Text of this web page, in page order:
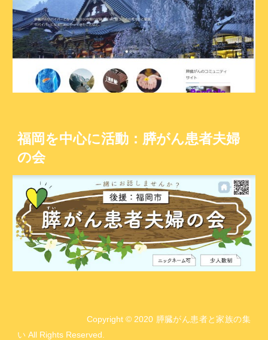
福岡を中心に活動：膵がん患者夫婦
の会
Copyright © 2020 膵臓がん患者と家族の集
い All Rights Reserved.